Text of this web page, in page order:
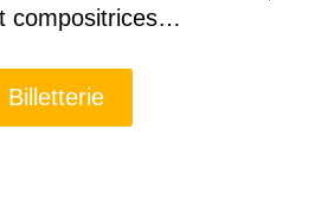
compositrices…
Billetterie